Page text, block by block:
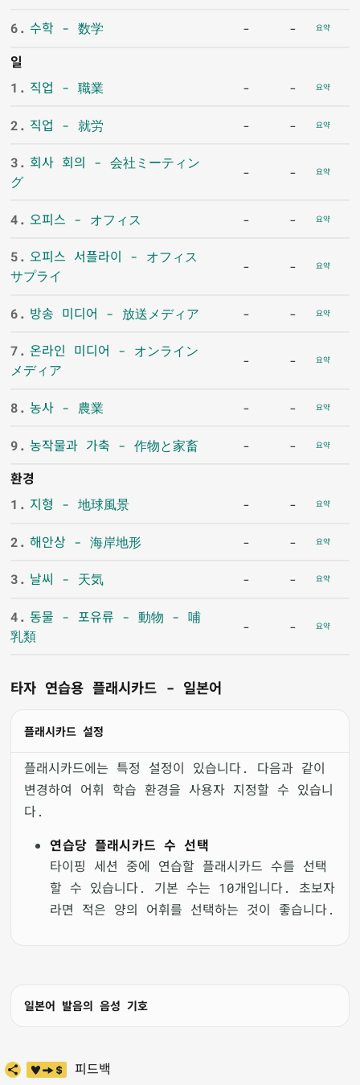
6. 수학 - 数学 - - 요약
일
1. 직업 - 職業 - - 요약
2. 직업 - 就労 - - 요약
3. 회사 회의 - 会社ミーティン
グ
- - 요약
4. 오피스 - オフィス - - 요약
5. 오피스 서플라이 - オフィス
サプライ
- - 요약
6. 방송 미디어 - 放送メディア - - 요약
7. 온라인 미디어 - オンライン
メディア
- - 요약
8. 농사 - 農業 - - 요약
9. 농작물과 가축 - 作物と家畜 - - 요약
환경
1. 지형 - 地球風景 - - 요약
2. 해안상 - 海岸地形 - - 요약
3. 날씨 - 天気 - - 요약
4. 동물 - 포유류 - 動物 - 哺
乳類
- - 요약
타자 연습용 플래시카드 - 일본어
플래시카드 설정
플래시카드에는 특정 설정이 있습니다. 다음과 같이
변경하여 어휘 학습 환경을 사용자 지정할 수 있습니
다.
연습당 플래시카드 수 선택
타이핑 세션 중에 연습할 플래시카드 수를 선택
할 수 있습니다. 기본 수는 10개입니다. 초보자
라면 적은 양의 어휘를 선택하는 것이 좋습니다.
일본어 발음의 음성 기호
피드백